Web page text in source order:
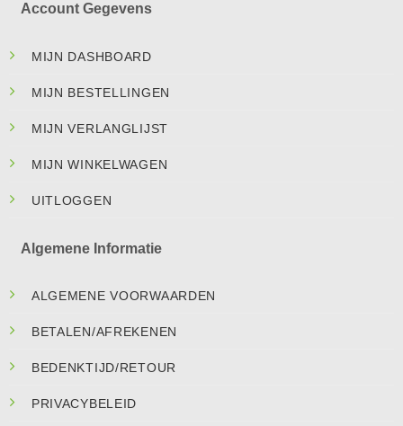
Account Gegevens
MIJN DASHBOARD
MIJN BESTELLINGEN
MIJN VERLANGLIJST
MIJN WINKELWAGEN
UITLOGGEN
Algemene Informatie
ALGEMENE VOORWAARDEN
BETALEN/AFREKENEN
BEDENKTIJD/RETOUR
PRIVACYBELEID